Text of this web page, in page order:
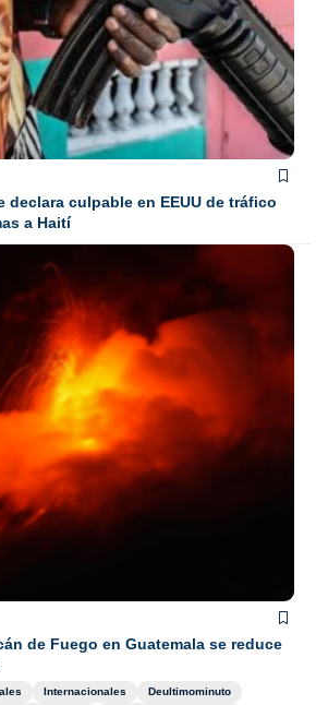
declara culpable en EEUU de tráfico
a Haití
de Fuego en Guatemala se reduce
Internacionales
Deultimominuto